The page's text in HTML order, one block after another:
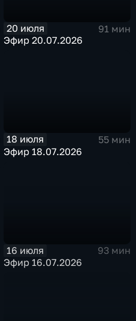
20 июля
91 мин
Эфир 20.07.2026
18 июля
55 мин
Эфир 18.07.2026
16 июля
93 мин
Эфир 16.07.2026